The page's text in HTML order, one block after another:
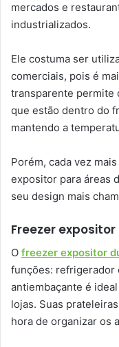
mercados e
industrializados.
Ele costuma ser
comerciais, pois é
transparente permite
que estão dentro do
mantendo a
Porém, cada vez
expositor para áreas
seu design mais
Freezer
O freezer expositor
funções: refrigerador
antiembaçante é
lojas. Suas
hora de organizar os